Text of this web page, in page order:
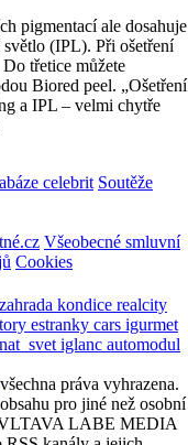
pigmentací ale dosahuje
(IPL). Při ošetření
třetice můžete
Biored peel. „Ošetření
a IPL – velmi chytře
celebrit Soutěže
Všeobecné smluvní
Cookies
kondice realcity
estranky cars igurmet
iglanc automodul
všechna práva vyhrazena.
pro jiné než osobní
VLTAVA LABE MEDIA